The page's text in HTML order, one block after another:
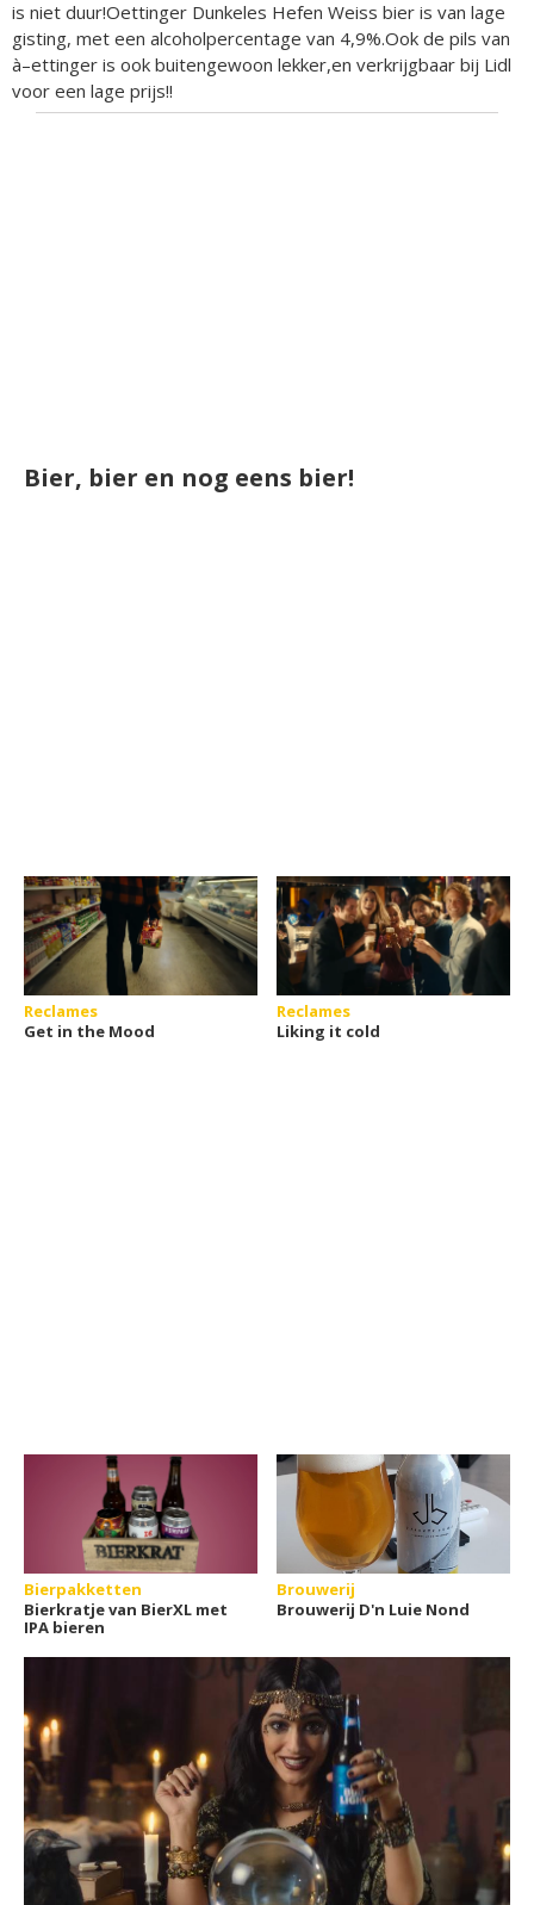
is niet duur!Oettinger Dunkeles Hefen Weiss bier is van lage
gisting, met een alcoholpercentage van 4,9%.Ook de pils van
à–ettinger is ook buitengewoon lekker,en verkrijgbaar bij Lidl
voor een lage prijs!!
Bier, bier en nog eens bier!
Reclames
Get in the Mood
Reclames
Liking it cold
Bierpakketten
Bierkratje van BierXL met
IPA bieren
Brouwerij
Brouwerij D'n Luie Nond